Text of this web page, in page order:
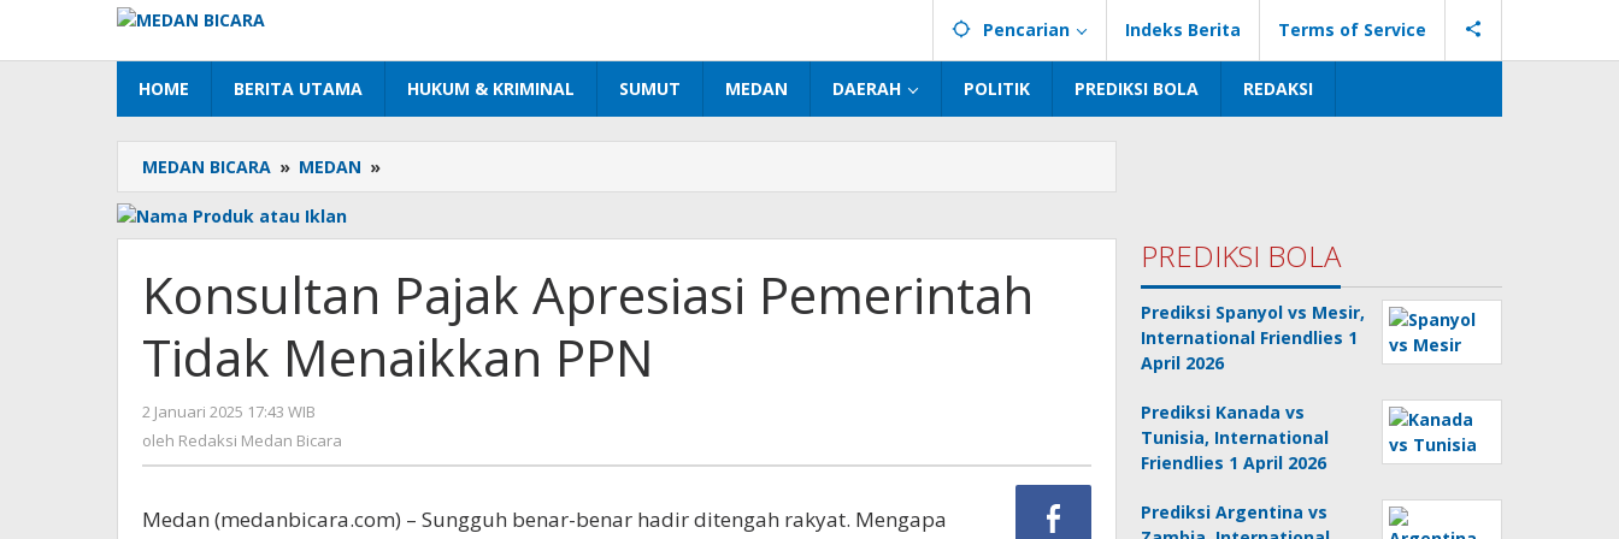
konten
Pencarian Indeks Berita Terms of Service
HOME BERITA UTAMA HUKUM & KRIMINAL SUMUT MEDAN DAERAH POLITIK PREDIKSI BOLA REDAKSI
MEDAN BICARA » MEDAN »
Pajak
Pemerintah
Menaikkan
PPN
Konsultan Pajak Apresiasi Pemerintah
Tidak Menaikkan PPN
2 Januari 2025 17:43 WIB
Redaksi
oleh Redaksi Medan Bicara
Medan (medanbicara.com) – Sungguh benar-benar hadir ditengah rakyat. Mengapa
PREDIKSI BOLA
Prediksi Spanyol vs Mesir,
International Friendlies 1
April 2026
Prediksi Kanada vs
Tunisia, International
Friendlies 1 April 2026
Prediksi Argentina vs